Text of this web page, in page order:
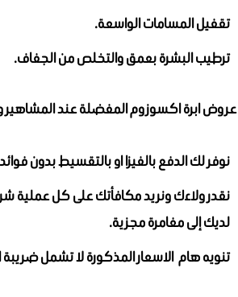
تقفيل المسامات الواسعة.
ترطيب البشرة بعمق والتخلص من الجفاف.
عروض ابرة اكسوزوم المفضلة عند المشاهير
نوفر لك الدفع بالفيزا او بالتقسيط بدون
لديك إلى مغامرة مجزية.
تنويه هام الاسعار المذكورة لا تشمل